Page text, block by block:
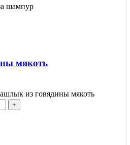
шампур
мякоть
из говядины мякоть